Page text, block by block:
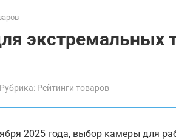
экстремальных
Рубрика: Рейтинги товаров
2025 года, выбор камеры для